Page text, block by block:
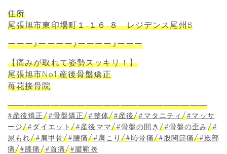
住所
尾張旭市東印場町１-１６-８ レジデンス尾州B
ーーー♪ーーーー♪ーーーー♪ーーー
【痛みが取れて姿勢スッキリ！】
尾張旭市No1.産後骨盤矯正
苺花接骨院
―――――――――――――――――――――――
#産後矯正/#骨盤矯正/#整体/#産後/#マタニティ/#マッサ
ージ/#ダイエット/#産後ママ/#骨盤の開き /#骨盤の歪み/#
尿もれ/#肩甲骨/#腰痛/#肩こり/#恥骨痛/#股関節痛/#殿部
痛/#膝痛/#首痛/#腱鞘炎